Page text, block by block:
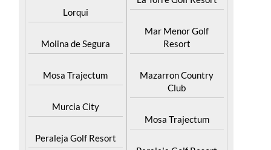
Molina de Segura
Mosa Trajectum
Murcia City
Peraleja Golf Resort
Mar Menor Golf
Mazarron Country
Mosa Trajectum
Peraleja Golf Resort